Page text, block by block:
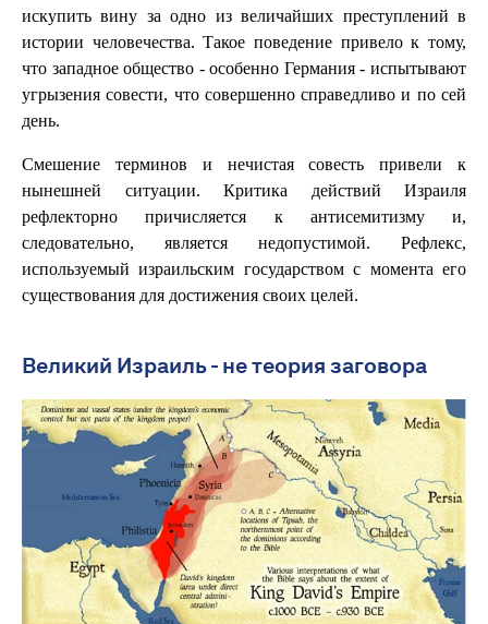
искупить вину за одно из величайших преступлений в
истории человечества. Такое поведение привело к тому,
что западное общество - особенно Германия - испытывают
угрызения совести, что совершенно справедливо и по сей
день.
Смешение терминов и нечистая совесть привели к
нынешней ситуации. Критика действий Израиля
рефлекторно причисляется к антисемитизму и,
следовательно, является недопустимой. Рефлекс,
используемый израильским государством с момента его
существования для достижения своих целей.
Великий Израиль - не теория заговора